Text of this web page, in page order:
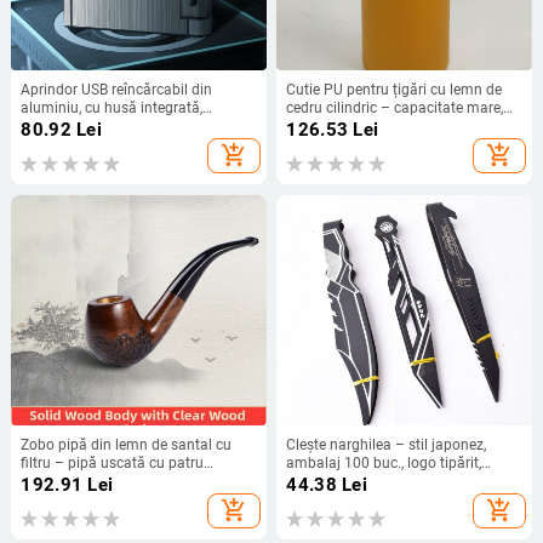
Aprindor USB reîncărcabil din
aluminiu, cu husă integrată,
reutilizabil, imprimare logo
disponibilă, stil lux ușor – Water Ice,
cutie 100 buc
80.92 Lei
add_shopping_cart
Cutie PU pentru țigări cu lemn de
cedru cilindric – capacitate mare,
portabil
126.53 Lei
add_shopping_cart
Zobo pipă din lemn de santal cu
filtru – pipă uscată cu patru
utilizări, stil tradițional
192.91 Lei
add_shopping_cart
Clește narghilea – stil japonez,
ambalaj 100 buc., logo tipărit,
personalizare procesare, etichetă
44.38 Lei
add_shopping_cart